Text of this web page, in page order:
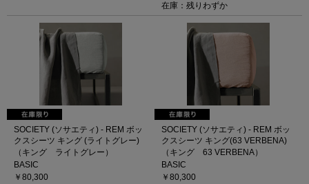
在庫：残りわずか
SOCIETY (ソサエティ) - REM ボッ
クスシーツ キング (ライトグレー)
（キング ライトグレー）
BASIC
￥80,300
SOCIETY (ソサエティ) - REM ボッ
クスシーツ キング(63 VERBENA)
（キング 63 VERBENA）
BASIC
￥80,300